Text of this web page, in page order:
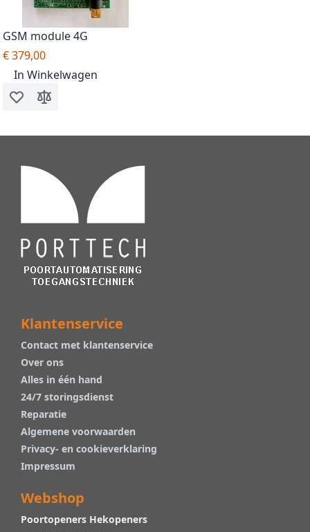
GSM module 4G
€ 379,00
In Winkelwagen
Voeg toe aan verlanglijst
Toevoegen om te vergelijken
Klantenservice
Contact met klantenservice
Over ons
Alles in één hand
24/7 storingsdienst
Reparatie
Algemene voorwaarden
Privacy- en cookieverklaring
Impressum
Webshop
Poortopeners Hekopeners